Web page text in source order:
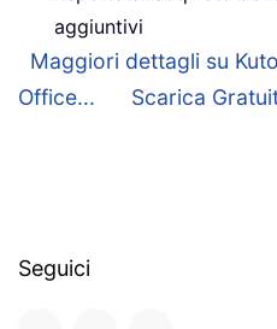
aggiuntivi
Maggiori dettagli su
Office...
Scarica
Seguici